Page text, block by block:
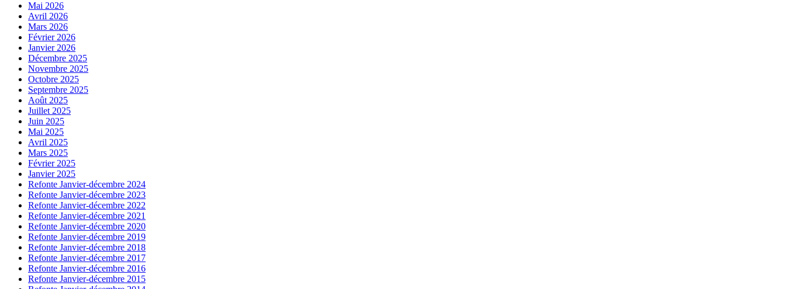
Mai 2026
Avril 2026
Mars 2026
Février 2026
Janvier 2026
Décembre 2025
Novembre 2025
Octobre 2025
Septembre 2025
Août 2025
Juillet 2025
Juin 2025
Mai 2025
Avril 2025
Mars 2025
Février 2025
Janvier 2025
Refonte Janvier-décembre 2024
Refonte Janvier-décembre 2023
Refonte Janvier-décembre 2022
Refonte Janvier-décembre 2021
Refonte Janvier-décembre 2020
Refonte Janvier-décembre 2019
Refonte Janvier-décembre 2018
Refonte Janvier-décembre 2017
Refonte Janvier-décembre 2016
Refonte Janvier-décembre 2015